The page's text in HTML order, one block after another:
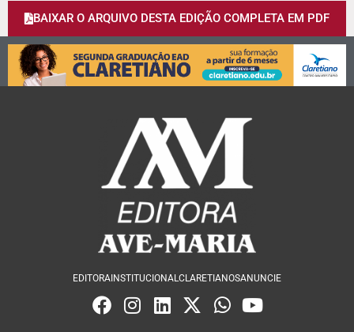
BAIXAR O ARQUIVO DESTA EDIÇÃO COMPLETA EM PDF
EDITORA INSTITUCIONALCLARETIANOSANUNCIE